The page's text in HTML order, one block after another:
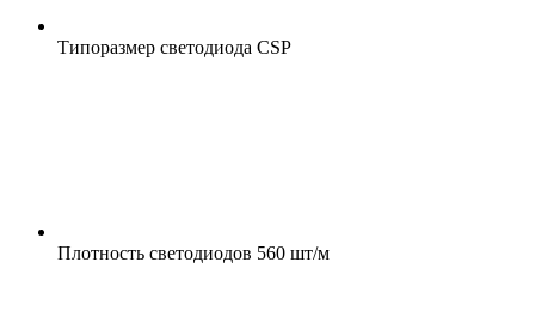
Типоразмер светодиода CSP
Плотность светодиодов 560 шт/м